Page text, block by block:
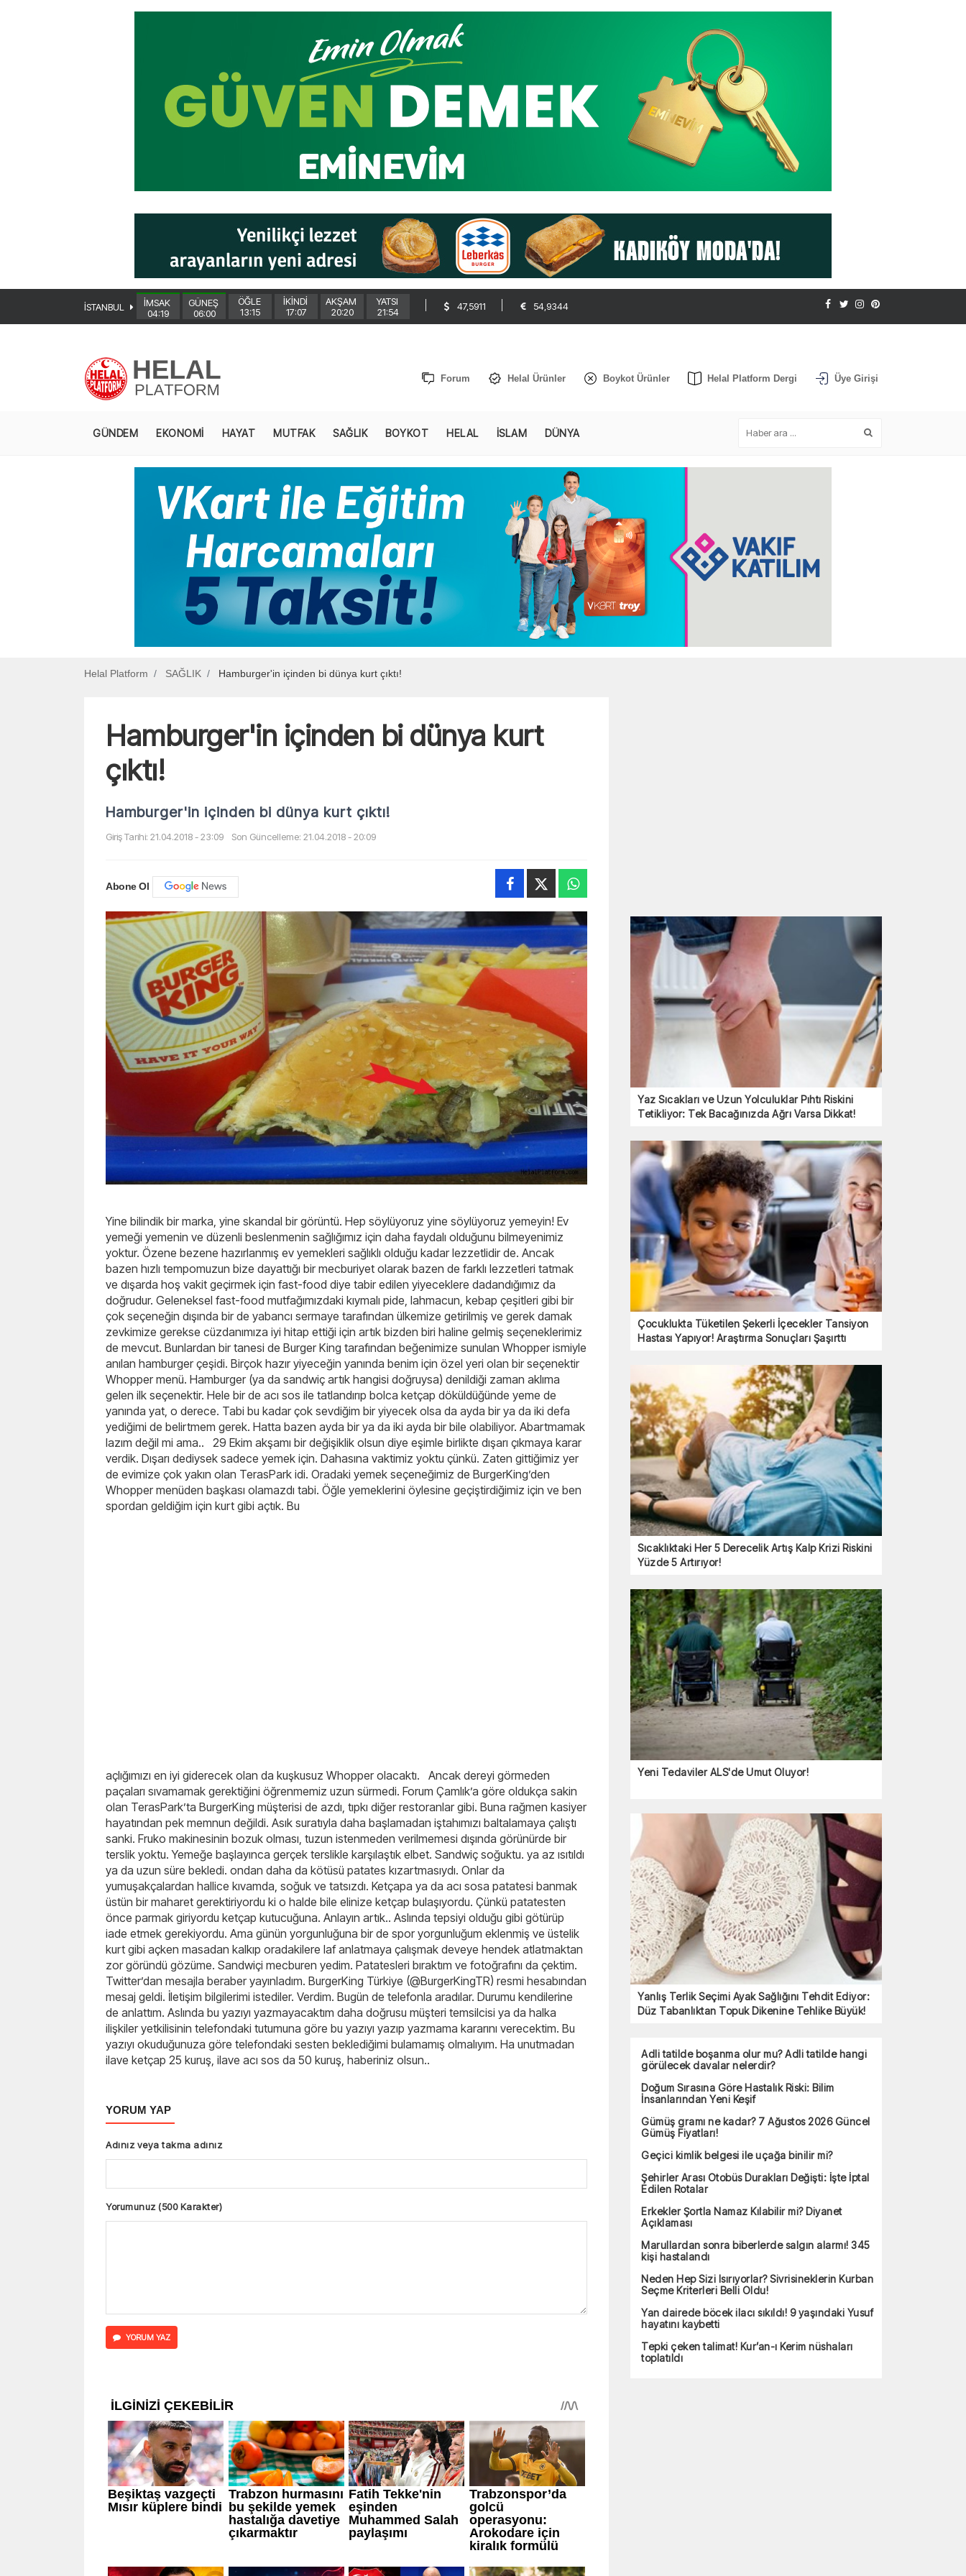
İSTANBUL
İMSAK
04:19
GÜNEŞ
06:00
ÖĞLE
13:15
İKİNDİ
17:07
AKŞAM
20:20
YATSI
21:54
47,5911 54,9344
Forum Helal Ürünler Boykot Ürünler Helal Platform Dergi Üye Girişi
GÜNDEM EKONOMİ HAYAT MUTFAK SAĞLIK BOYKOT HELAL İSLAM DÜNYA
Helal Platform SAĞLIK Hamburger'in içinden bi dünya kurt çıktı!
Hamburger'in içinden bi dünya kurt
çıktı!
Hamburger'in içinden bi dünya kurt çıktı!
Giriş Tarihi: 21.04.2018 - 23:09 Son Güncelleme: 21.04.2018 - 20:09
Abone Ol
Yine bilindik bir marka, yine skandal bir görüntü. Hep söylüyoruz yine söylüyoruz yemeyin! Ev
yemeği yemenin ve düzenli beslenmenin sağlığımız için daha faydalı olduğunu bilmeyenimiz
yoktur. Özene bezene hazırlanmış ev yemekleri sağlıklı olduğu kadar lezzetlidir de. Ancak
bazen hızlı tempomuzun bize dayattığı bir mecburiyet olarak bazen de farklı lezzetleri tatmak
ve dışarda hoş vakit geçirmek için fast-food diye tabir edilen yiyeceklere dadandığımız da
doğrudur. Geleneksel fast-food mutfağımızdaki kıymalı pide, lahmacun, kebap çeşitleri gibi bir
çok seçeneğin dışında bir de yabancı sermaye tarafından ülkemize getirilmiş ve gerek damak
zevkimize gerekse cüzdanımıza iyi hitap ettiği için artık bizden biri haline gelmiş seçeneklerimiz
de mevcut. Bunlardan bir tanesi de Burger King tarafından beğenimize sunulan Whopper ismiyle
anılan hamburger çeşidi. Birçok hazır yiyeceğin yanında benim için özel yeri olan bir seçenektir
Whopper menü. Hamburger (ya da sandwiç artık hangisi doğruysa) denildiği zaman aklıma
gelen ilk seçenektir. Hele bir de acı sos ile tatlandırıp bolca ketçap döküldüğünde yeme de
yanında yat, o derece. Tabi bu kadar çok sevdiğim bir yiyecek olsa da ayda bir ya da iki defa
yediğimi de belirtmem gerek. Hatta bazen ayda bir ya da iki ayda bir bile olabiliyor. Abartmamak
lazım değil mi ama.. 29 Ekim akşamı bir değişiklik olsun diye eşimle birlikte dışarı çıkmaya karar
verdik. Dışarı dediysek sadece yemek için. Dahasına vaktimiz yoktu çünkü. Zaten gittiğimiz yer
de evimize çok yakın olan TerasPark idi. Oradaki yemek seçeneğimiz de BurgerKing’den
Whopper menüden başkası olamazdı tabi. Öğle yemeklerini öylesine geçiştirdiğimiz için ve ben
spordan geldiğim için kurt gibi açtık. Bu
açlığımızı en iyi giderecek olan da kuşkusuz Whopper olacaktı. Ancak dereyi görmeden
paçaları sıvamamak gerektiğini öğrenmemiz uzun sürmedi. Forum Çamlık’a göre oldukça sakin
olan TerasPark’ta BurgerKing müşterisi de azdı, tıpkı diğer restoranlar gibi. Buna rağmen kasiyer
hayatından pek memnun değildi. Asık suratıyla daha başlamadan iştahımızı baltalamaya çalıştı
sanki. Fruko makinesinin bozuk olması, tuzun istenmeden verilmemesi dışında görünürde bir
terslik yoktu. Yemeğe başlayınca gerçek terslikle karşılaştık elbet. Sandwiç soğuktu. ya az ısıtıldı
ya da uzun süre bekledi. ondan daha da kötüsü patates kızartmasıydı. Onlar da
yumuşakçalardan hallice kıvamda, soğuk ve tatsızdı. Ketçapa ya da acı sosa patatesi banmak
üstün bir maharet gerektiriyordu ki o halde bile elinize ketçap bulaşıyordu. Çünkü patatesten
önce parmak giriyordu ketçap kutucuğuna. Anlayın artık.. Aslında tepsiyi olduğu gibi götürüp
iade etmek gerekiyordu. Ama günün yorgunluğuna bir de spor yorgunluğum eklenmiş ve üstelik
kurt gibi açken masadan kalkıp oradakilere laf anlatmaya çalışmak deveye hendek atlatmaktan
zor göründü gözüme. Sandwiçi mecburen yedim. Patatesleri bıraktım ve fotoğrafını da çektim.
Twitter’dan mesajla beraber yayınladım. BurgerKing Türkiye (@BurgerKingTR) resmi hesabından
mesaj geldi. İletişim bilgilerimi istediler. Verdim. Bugün de telefonla aradılar. Durumu kendilerine
de anlattım. Aslında bu yazıyı yazmayacaktım daha doğrusu müşteri temsilcisi ya da halka
ilişkiler yetkilisinin telefondaki tutumuna göre bu yazıyı yazıp yazmama kararını verecektim. Bu
yazıyı okuduğunuza göre telefondaki sesten beklediğimi bulamamış olmalıyım. Ha unutmadan
ilave ketçap 25 kuruş, ilave acı sos da 50 kuruş, haberiniz olsun..
YORUM YAP
Adınız veya takma adınız
Yorumunuz (500 Karakter)
YORUM YAZ
Yaz Sıcakları ve Uzun Yolculuklar Pıhtı Riskini
Tetikliyor: Tek Bacağınızda Ağrı Varsa Dikkat!
Çocuklukta Tüketilen Şekerli İçecekler Tansiyon
Hastası Yapıyor! Araştırma Sonuçları Şaşırttı
Sıcaklıktaki Her 5 Derecelik Artış Kalp Krizi Riskini
Yüzde 5 Artırıyor!
Yeni Tedaviler ALS'de Umut Oluyor!
Yanlış Terlik Seçimi Ayak Sağlığını Tehdit Ediyor:
Düz Tabanlıktan Topuk Dikenine Tehlike Büyük!
Adli tatilde boşanma olur mu? Adli tatilde hangi
görülecek davalar nelerdir?
Doğum Sırasına Göre Hastalık Riski: Bilim
İnsanlarından Yeni Keşif
Gümüş gramı ne kadar? 7 Ağustos 2026 Güncel
Gümüş Fiyatları!
Geçici kimlik belgesi ile uçağa binilir mi?
Şehirler Arası Otobüs Durakları Değişti: İşte İptal
Edilen Rotalar
Erkekler Şortla Namaz Kılabilir mi? Diyanet
Açıklaması
Marullardan sonra biberlerde salgın alarmı! 345
kişi hastalandı
Neden Hep Sizi Isırıyorlar? Sivrisineklerin Kurban
Seçme Kriterleri Belli Oldu!
Yan dairede böcek ilacı sıkıldı! 9 yaşındaki Yusuf
hayatını kaybetti
Tepki çeken talimat! Kur’an-ı Kerim nüshaları
toplatıldı